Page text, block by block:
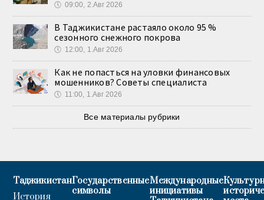
🕔 09:00, 2.Авг 2026
В Таджикистане растаяло около 95 %
сезонного снежного покрова
🕔 12:00, 1.Авг 2026
Как не попасться на уловки финансовых
мошенников? Советы специалиста
🕔 11:00, 1.Авг 2026
Все материалы рубрики
Таджикистан
История
Государственные
символы
Международные
инициативы